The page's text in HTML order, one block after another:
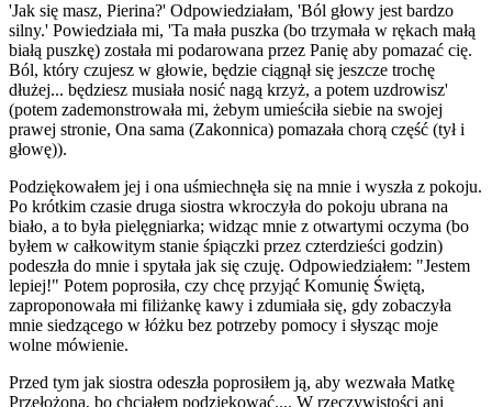
'Jak się masz, Pierina?' Odpowiedziałam, 'Ból głowy jest bardzo
silny.' Powiedziała mi, 'Ta mała puszka (bo trzymała w rękach małą
białą puszkę) została mi podarowana przez Panię aby pomazać cię.
Ból, który czujesz w głowie, będzie ciągnął się jeszcze trochę
dłużej... będziesz musiała nosić nagą krzyż, a potem uzdrowisz'
(potem zademonstrowała mi, żebym umieściła siebie na swojej
prawej stronie, Ona sama (Zakonnica) pomazała chorą część (tył i
głowę)).
Podziękowałem jej i ona uśmiechnęła się na mnie i wyszła z pokoju.
Po krótkim czasie druga siostra wkroczyła do pokoju ubrana na
biało, a to była pielęgniarka; widząc mnie z otwartymi oczyma (bo
byłem w całkowitym stanie śpiączki przez czterdzieści godzin)
podeszła do mnie i spytała jak się czuję. Odpowiedziałem: "Jestem
lepiej!" Potem poprosiła, czy chcę przyjąć Komunię Świętą,
zaproponowała mi filiżankę kawy i zdumiała się, gdy zobaczyła
mnie siedzącego w łóżku bez potrzeby pomocy i słysząc moje
wolne mówienie.
Przed tym jak siostra odeszła poprosiłem ją, aby wezwała Matkę
Przełożoną, bo chciałem podziękować.... W rzeczywistości ani